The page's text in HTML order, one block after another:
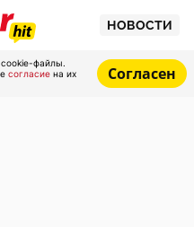
НОВОСТИ
файлы.
согласие на их
Согласен